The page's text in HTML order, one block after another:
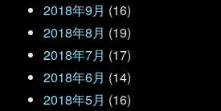
2018年9月 (16)
2018年8月 (19)
2018年7月 (17)
2018年6月 (14)
2018年5月 (16)